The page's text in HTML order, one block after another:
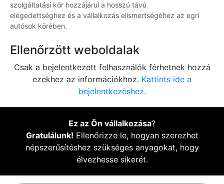
szolgáltatási kör hozzájárul a hosszú távú
elégedettséghez és a vállalkozás elismertségéhez az egri
autósok körében.
Ellenőrzött weboldalak
Csak a bejelentkezett felhasználók férhetnek hozzá
ezekhez az információkhoz. Kattints ide a
bejelentkezéshez.
Ez az Ön vállalkozása?
Gratulálunk! Ellenőrizze le, hogyan szerezhet
népszerűsítéshez szükséges anyagokat, hogy
élvezhesse sikerét.